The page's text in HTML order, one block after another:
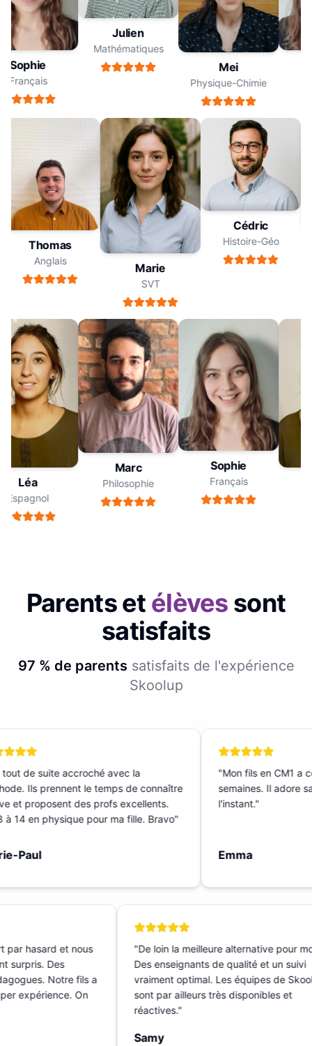
Sophie
Français
Julien
Mathématiques
Mei
Physique-Chimie
Thomas
Anglais
Marie
SVT
Cédric
Histoire-Géo
Léa
Espagnol
Marc
Philosophie
Sophie
Français
Parents et élèves sont
satisfaits
97 % de parentssatisfaits de l'expérience
Skoolup
de suite accroché avec la
Ils prennent le temps de connaître
et proposent des profs excellents.
14 en physique pour ma fille. Bravo"
Paul
Mon fils en CM1 a
semaines. Il adore
l'instant."
Emma
par hasard et nous
surpris. Des
Notre fils a
expérience. On
"De loin la meilleure alternative pour
Des enseignants de qualité et un
vraiment optimal. Les équipes de
sont par ailleurs très disponibles et
réactives.
Samy